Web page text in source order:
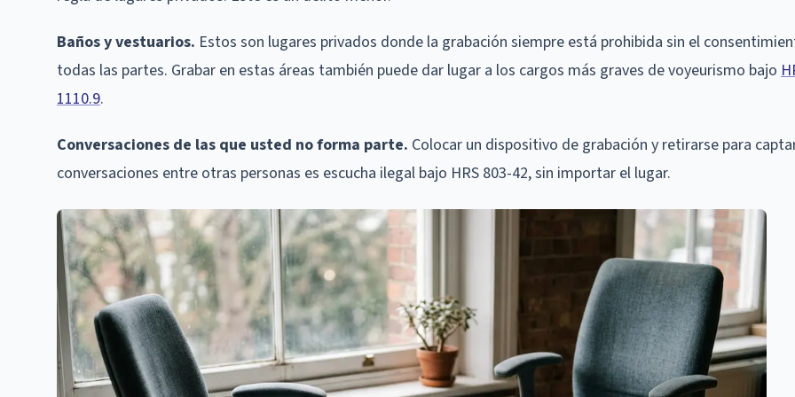
Baños y vestuarios. Estos son lugares privados donde la grabación siempre está prohibida sin el
todas las partes. Grabar en estas áreas también puede dar lugar a los cargos más graves de voyeurismo bajo
1110.9.
Conversaciones de las que usted no forma parte. Colocar un dispositivo de grabación y retirarse para
conversaciones entre otras personas es escucha ilegal bajo HRS 803-42, sin importar el lugar.